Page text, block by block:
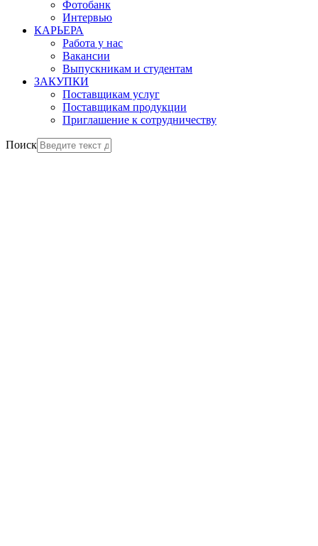
Фотобанк
Интервью
КАРЬЕРА
Работа у нас
Вакансии
Выпускникам и студентам
ЗАКУПКИ
Поставщикам услуг
Поставщикам продукции
Приглашение к сотрудничеству
Поиск